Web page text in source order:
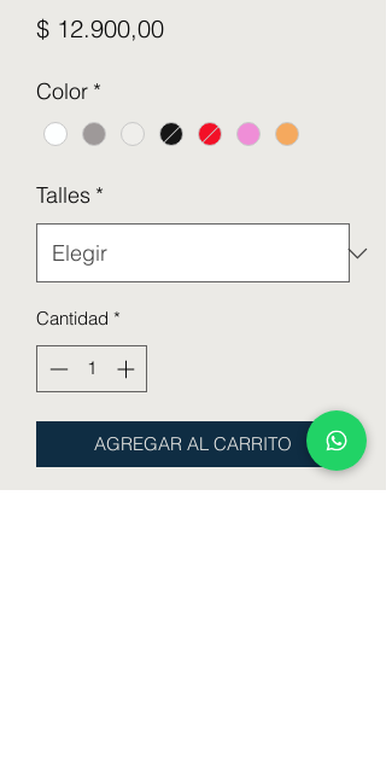
$ 12.900,00Precio
Color *
Talles *
Cantidad *
AGREGAR AL CARRITO